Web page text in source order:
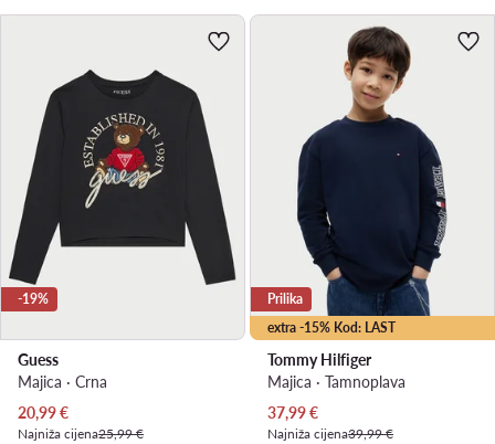
-19%
Guess
Majica · Crna
Trenutna cijena
20,99€
Najniža cijena25,99 €
extra -15% Kod: LAST
Prilika
Tommy Hilfiger
Majica · Tamnoplava
Trenutna cijena
37,99€
Najniža cijena39,99 €